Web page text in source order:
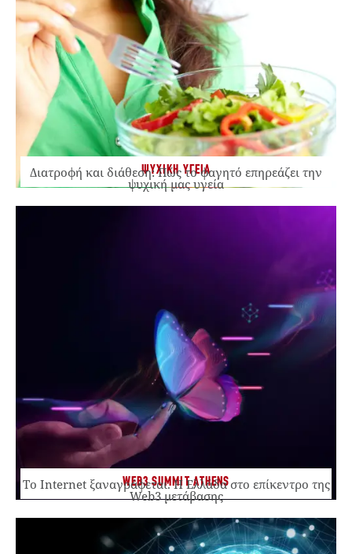
ΨΥΧΙΚΗ ΥΓΕΙΑ
Διατροφή και διάθεση: Πώς το φαγητό επηρεάζει την
ψυχική μας υγεία
WEB3 SUMMIT ATHENS
Το Internet ξαναγράφεται. Η Ελλάδα στο επίκεντρο της
Web3 μετάβασης